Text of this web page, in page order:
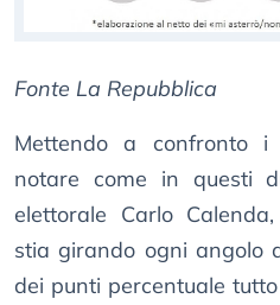
Fonte La Repubblica
Mettendo a confronto
notare come in questi
elettorale Carlo
stia girando ogni angolo
dei punti percentuale